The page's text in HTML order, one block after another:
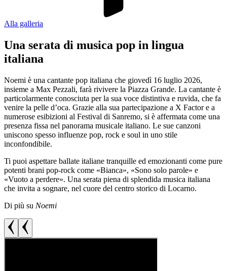
Alla galleria
Una serata di musica pop in lingua
italiana
Noemi è una cantante pop italiana che giovedì 16 luglio 2026,
insieme a Max Pezzali, farà rivivere la Piazza Grande. La cantante è
particolarmente conosciuta per la sua voce distintiva e ruvida, che fa
venire la pelle d’oca. Grazie alla sua partecipazione a X Factor e a
numerose esibizioni al Festival di Sanremo, si è affermata come una
presenza fissa nel panorama musicale italiano. Le sue canzoni
uniscono spesso influenze pop, rock e soul in uno stile
inconfondibile.
Ti puoi aspettare ballate italiane tranquille ed emozionanti come pure
potenti brani pop-rock come «Bianca», «Sono solo parole» e
«Vuoto a perdere». Una serata piena di splendida musica italiana
che invita a sognare, nel cuore del centro storico di Locarno.
Di più su Noemi